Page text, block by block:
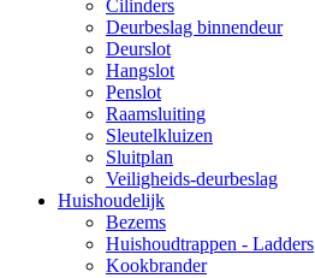
Cilinders
Deurbeslag binnendeur
Deurslot
Hangslot
Penslot
Raamsluiting
Sleutelkluizen
Sluitplan
Veiligheids-deurbeslag
Huishoudelijk
Bezems
Huishoudtrappen - Ladders
Kookbrander